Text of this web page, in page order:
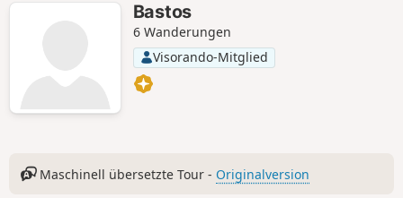
Bastos
6 Wanderungen
Visorando-Mitglied
Maschinell übersetzte Tour - Originalversion